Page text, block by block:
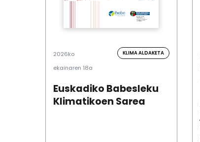
2026ko
ekainaren 18a
KLIMA ALDAKETA
Euskadiko Babesleku
Klimatikoen Sarea